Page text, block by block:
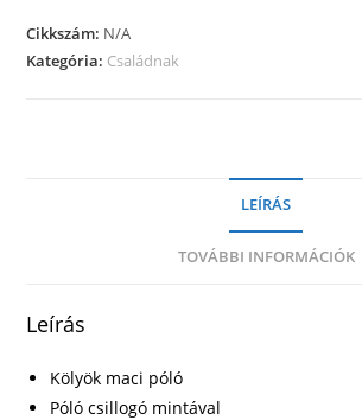
mennyiség
Cikkszám: N/A
Kategória: Családnak
LEÍRÁS
TOVÁBBI INFORMÁCIÓK
Leírás
Kölyök maci póló
Póló csillogó mintával